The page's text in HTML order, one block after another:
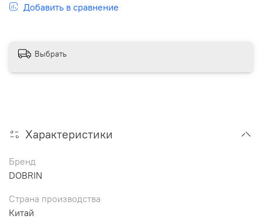
Добавить в сравнение
Выбрать
Характеристики
Бренд
DOBRIN
Страна производства
Китай